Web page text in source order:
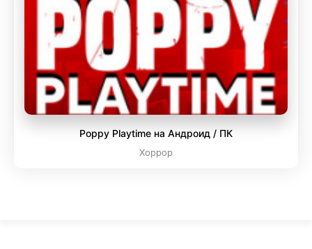
Poppy Playtime на Андроид / ПК
Хоррор